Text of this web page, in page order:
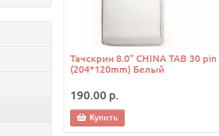
Тачскрин 8.0" CHINA TAB 30 pin
(204*120mm) Белый
190.00 р.
Купить